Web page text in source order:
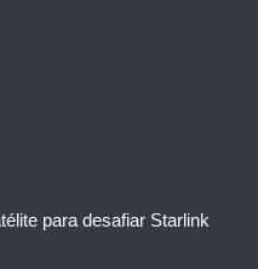
para desafiar Starlink